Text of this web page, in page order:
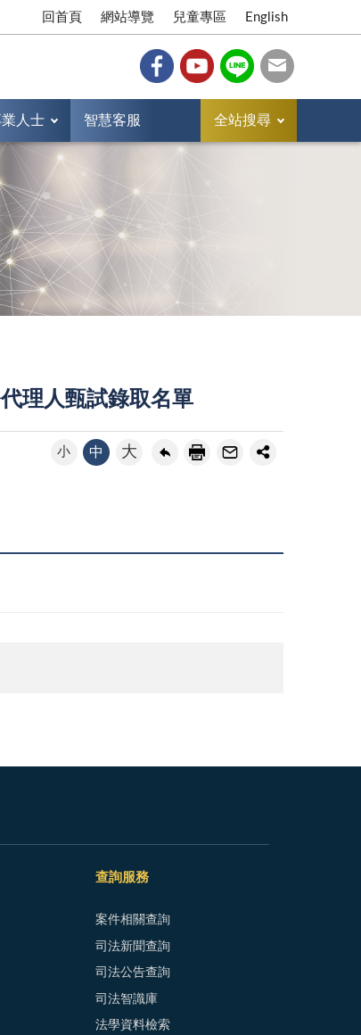
回首頁 網站導覽 兒童專區 English
人士 智慧客服 全站搜尋
理人甄試錄取名單
小 中 大
查詢服務
案件相關查詢
司法新聞查詢
司法公告查詢
司法智識庫
法學資料檢索